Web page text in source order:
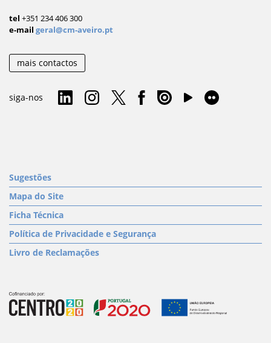
tel +351 234 406 300
e-mail geral@cm-aveiro.pt
mais contactos
siga-nos
Sugestões
Mapa do Site
Ficha Técnica
Política de Privacidade e Segurança
Livro de Reclamações